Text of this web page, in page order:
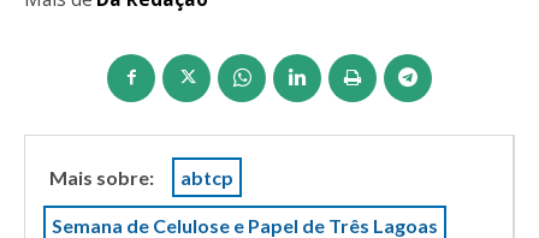
Mais sobre: abtcp
Semana de Celulose e Papel de Três Lagoas